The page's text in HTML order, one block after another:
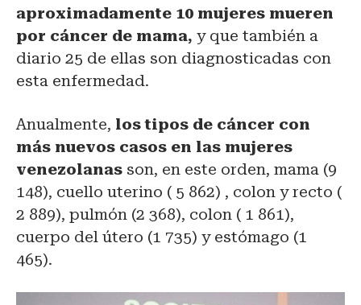
aproximadamente 10 mujeres mueren
por cáncer de mama, y que también a
diario 25 de ellas son diagnosticadas con
esta enfermedad.
Anualmente, los tipos de cáncer con
más nuevos casos en las mujeres
venezolanas son, en este orden, mama (9
148), cuello uterino ( 5 862) , colon y recto (
2 889), pulmón (2 368), colon ( 1 861),
cuerpo del útero (1 735) y estómago (1
465).